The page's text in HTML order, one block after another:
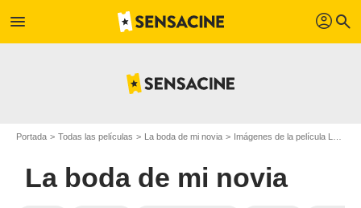
menu profil search
Portada Todas las películas La boda de mi novia Imágenes de la película La boda de mi novia
La boda de mi novia